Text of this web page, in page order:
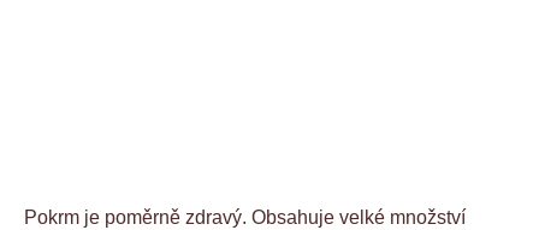
Pokrm je poměrně zdravý. Obsahuje velké množství